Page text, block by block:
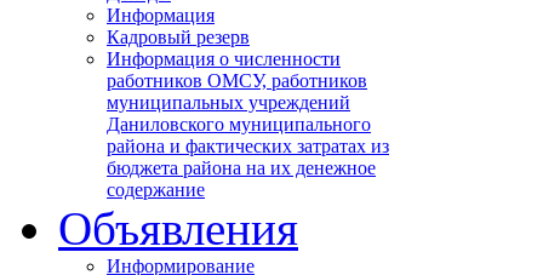
Информация
Кадровый резерв
Информация о численности
работников ОМСУ, работников
муниципальных учреждений
Даниловского муниципального
района и фактических затратах из
бюджета района на их денежное
содержание
Объявления
Информирование